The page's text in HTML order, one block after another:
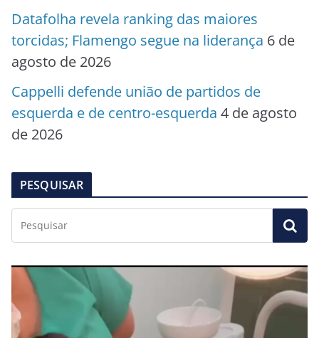
Datafolha revela ranking das maiores
torcidas; Flamengo segue na liderança 6 de
agosto de 2026
Cappelli defende união de partidos de
esquerda e de centro-esquerda 4 de agosto
de 2026
PESQUISAR